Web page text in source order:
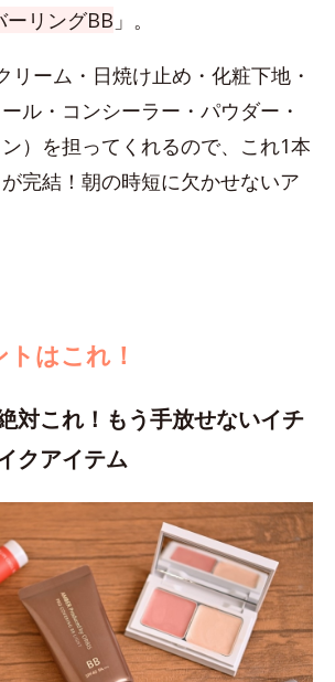
ーリングBB 」。
リーム・日焼け止め・化粧下地・
ル・コンシーラー・パウダー・
）を担ってくれるので、これ1本
完結！朝の時短に欠かせないア
はこれ！
対これ！もう手放せないイチ
クアイテム